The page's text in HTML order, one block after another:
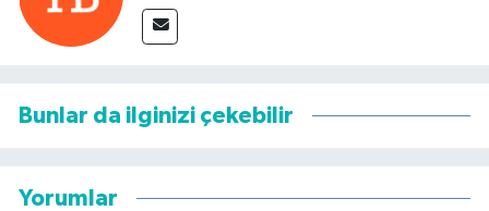
Bunlar da ilginizi çekebilir
Yorumlar